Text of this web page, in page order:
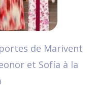
de Marivent
et Sofía à la